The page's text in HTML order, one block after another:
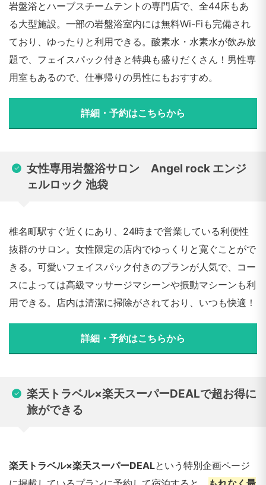
岩盤浴とハーブスチームテントの専門店で、全44床もあ
る大型施設。一部の岩盤浴室内には無料Wi-Fiも完備され
ており、ゆったりと利用できる。酸素水・水素水が飲み放
題で、フェイスパック付きと特典も盛りだくさん！男性専
用室もあるので、仕事帰りの男性にもおすすめ。
詳細・予約はこちらから
女性専用岩盤浴サロン Angel rock エンジ
ェルロック 池袋
椎名町駅すぐ近くにあり、24時まで営業している利便性
抜群のサロン。女性限定の店内でゆっくりと寛ぐことがで
きる。可愛いフェイスパック付きのプランが人気で、コー
スによっては高級マッサージマシーンや振動マシーンも利
用できる。店内は清潔に掃除がされており、いつも快適！
詳細・予約はこちらから
楽天トラベル×楽天スーパーDEALで超お得に
旅ができる
楽天トラベル×楽天スーパーDEALという特別企画ページ